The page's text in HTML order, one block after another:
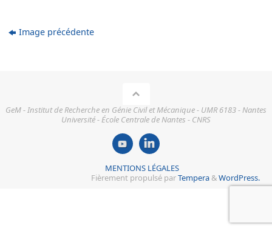
Image précédente
GeM - Institut de Recherche en Génie Civil et Mécanique - UMR 6183 - Nantes
Université - École Centrale de Nantes - CNRS
MENTIONS LÉGALES
Fièrement propulsé parTempera &WordPress.